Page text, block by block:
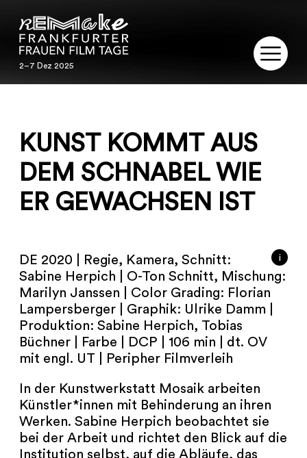
2–7 Dez 2025
2–7 Dez 2025
PROGRAMM
SERVICE
PUBLIKATIONEN
KONTAKT
NEWSLETTER
PRESSE
IMPRESSUM
ARCHIV
KUNST KOMMT AUS
DEM SCHNABEL WIE
ER GEWACHSEN IST
i
DE 2020 | Regie, Kamera, Schnitt:
Sabine Herpich | O-Ton Schnitt, Mischung:
Marilyn Janssen | Color Grading: Florian
Lampersberger | Graphik: Ulrike Damm |
Produktion: Sabine Herpich, Tobias
Büchner | Farbe | DCP | 106 min | dt. OV
mit engl. UT | Peripher Filmverleih
In der Kunstwerkstatt Mosaik arbeiten
Künstler*innen mit Behinderung an ihren
Werken. Sabine Herpich beobachtet sie
bei der Arbeit und richtet den Blick auf die
Institution selbst, auf die Abläufe, das